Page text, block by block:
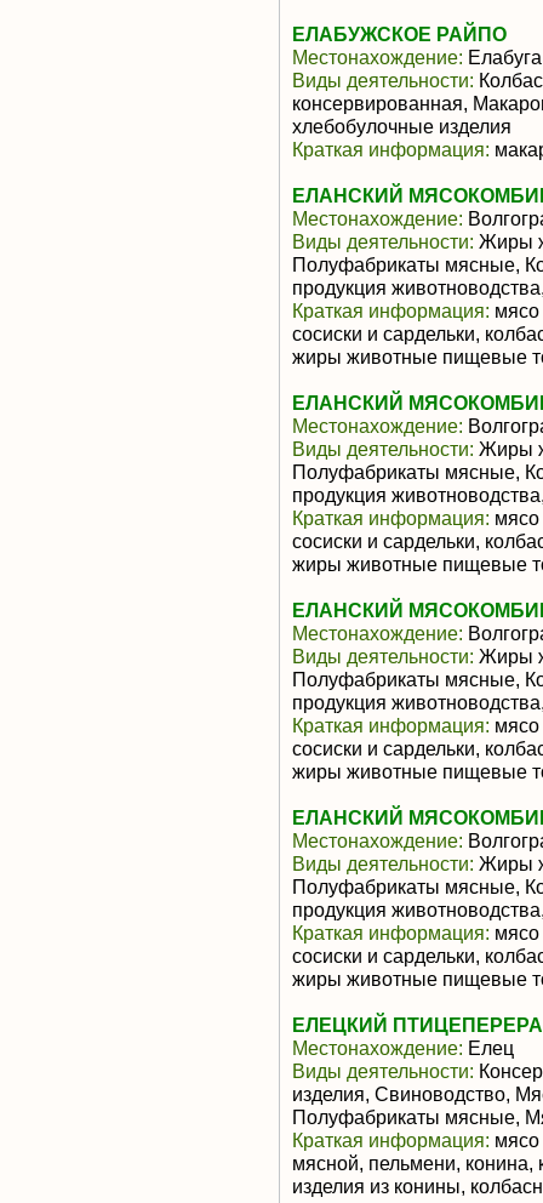
ЕЛАБУЖСКОЕ РАЙПО
Местонахождение: Елабуга
Виды деятельности:
консервированная,
хлебобулочные изделия
Краткая информация:
ЕЛАНСКИЙ
Местонахождение:
Виды деятельности: Жиры
Полуфабрикаты мясные,
продукция
Краткая информация: мясо
сосиски и сардельки,
жиры животные пищевые
ЕЛАНСКИЙ
Местонахождение:
Виды деятельности: Жиры
Полуфабрикаты мясные,
продукция
Краткая информация: мясо
сосиски и сардельки,
жиры животные пищевые
ЕЛАНСКИЙ
Местонахождение:
Виды деятельности: Жиры
Полуфабрикаты мясные,
продукция
Краткая информация: мясо
сосиски и сардельки,
жиры животные пищевые
ЕЛАНСКИЙ
Местонахождение:
Виды деятельности: Жиры
Полуфабрикаты мясные,
продукция
Краткая информация: мясо
сосиски и сардельки,
жиры животные пищевые
ЕЛЕЦКИЙ
Местонахождение: Елец
Виды деятельности:
изделия, Свиноводство,
Полуфабрикаты мясные,
Краткая информация:
мясной, пельмени,
изделия из конины,